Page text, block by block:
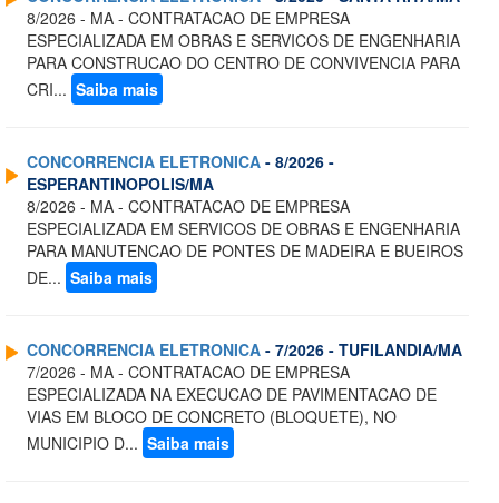
8/2026 - MA - CONTRATACAO DE EMPRESA
ESPECIALIZADA EM OBRAS E SERVICOS DE ENGENHARIA
PARA CONSTRUCAO DO CENTRO DE CONVIVENCIA PARA
CRI... Saiba mais
CONCORRENCIA ELETRONICA - 8/2026 -
ESPERANTINOPOLIS/MA
8/2026 - MA - CONTRATACAO DE EMPRESA
ESPECIALIZADA EM SERVICOS DE OBRAS E ENGENHARIA
PARA MANUTENCAO DE PONTES DE MADEIRA E BUEIROS
DE... Saiba mais
CONCORRENCIA ELETRONICA - 7/2026 - TUFILANDIA/MA
7/2026 - MA - CONTRATACAO DE EMPRESA
ESPECIALIZADA NA EXECUCAO DE PAVIMENTACAO DE
VIAS EM BLOCO DE CONCRETO (BLOQUETE), NO
MUNICIPIO D... Saiba mais